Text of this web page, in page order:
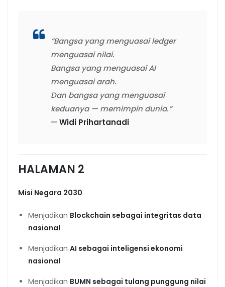
“Bangsa yang menguasai ledger
menguasai nilai.
Bangsa yang menguasai AI
menguasai arah.
Dan bangsa yang menguasai
keduanya — memimpin dunia.”
— Widi Prihartanadi
HALAMAN 2
Misi Negara 2030
Menjadikan Blockchain sebagai integritas data
nasional
Menjadikan AI sebagai inteligensi ekonomi
nasional
Menjadikan BUMN sebagai tulang punggung nilai